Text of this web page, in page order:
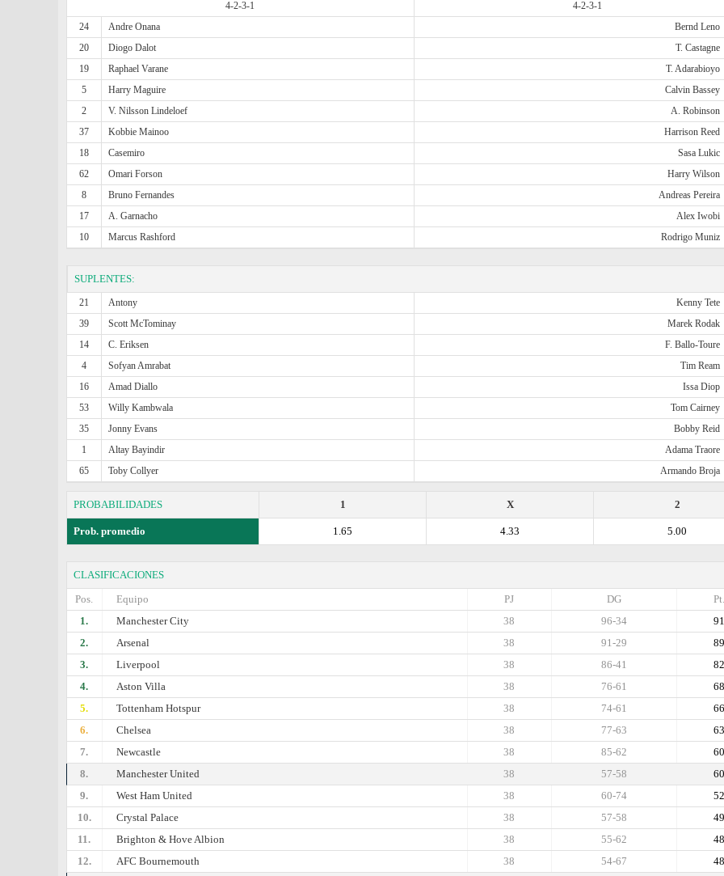
4-2-3-1
4-2-3-1
24
Andre Onana Bernd Leno
20
Diogo Dalot T. Castagne
19
Raphael Varane T. Adarabioyo
5
Harry Maguire Calvin Bassey
2
V. Nilsson Lindeloef A. Robinson
37
Kobbie Mainoo Harrison Reed
18
Casemiro Sasa Lukic
62
Omari Forson Harry Wilson
8
Bruno Fernandes Andreas Pereira
17
A. Garnacho Alex Iwobi
10
Marcus Rashford Rodrigo Muniz
SUPLENTES:
21 Antony Kenny Tete
39
Scott McTominay Marek Rodak
14
C. Eriksen F. Ballo-Toure
4
Sofyan Amrabat Tim Ream
16
Amad Diallo Issa Diop
53
Willy Kambwala Tom Cairney
35
Jonny Evans Bobby Reid
1
Altay Bayindir Adama Traore
65
Toby Collyer Armando Broja
PROBABILIDADES 2
X
1
Prob. promedio 5.00
4.33
1.65
CLASIFICACIONES
Pos.
Equipo Pt.
DG
PJ
1.
Manchester City 91
96-34
38
2.
Arsenal 89
91-29
38
3.
Liverpool 82
86-41
38
4.
Aston Villa 68
76-61
38
5.
Tottenham Hotspur 66
74-61
38
6.
Chelsea 63
77-63
38
7.
Newcastle 60
85-62
38
8.
Manchester United 60
57-58
38
9.
West Ham United 52
60-74
38
10.
Crystal Palace 49
57-58
38
11.
Brighton & Hove Albion 48
55-62
38
12.
AFC Bournemouth 48
54-67
38